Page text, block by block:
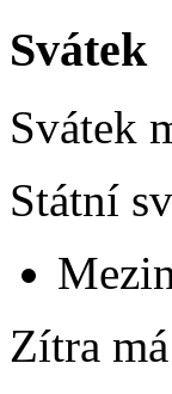
Svátek
Svátek
Státní
Zítra